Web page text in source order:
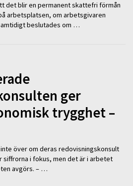
det blir en permanent skattefri förmån
arbetsplatsen, om arbetsgivaren
beslutades om …
ger
trygghet –
över om deras redovisningskonsult
siffrorna i fokus, men det är i arbetet
avgörs. – …